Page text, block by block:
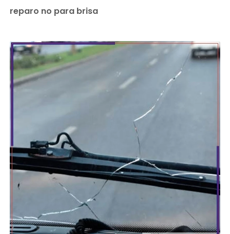
reparo no para brisa